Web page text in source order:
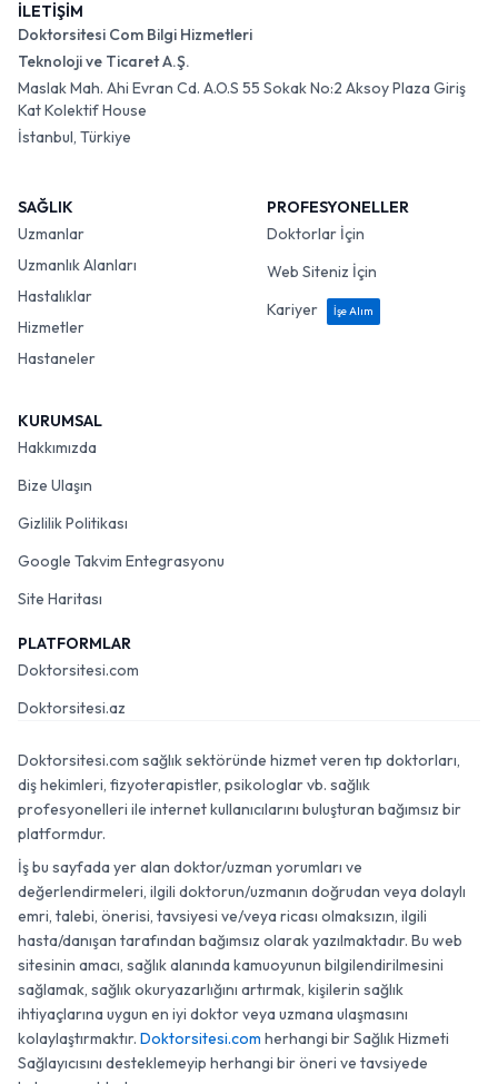
İLETİŞİM
Doktorsitesi Com Bilgi Hizmetleri
Teknoloji ve Ticaret A.Ş.
Maslak Mah. Ahi Evran Cd. A.O.S 55 Sokak No:2 Aksoy Plaza Giriş
Kat Kolektif House
İstanbul, Türkiye
SAĞLIK
Uzmanlar
Uzmanlık Alanları
Hastalıklar
Hizmetler
Hastaneler
PROFESYONELLER
Doktorlar İçin
Web Siteniz İçin
Kariyer
İşe Alım
KURUMSAL
Hakkımızda
Bize Ulaşın
Gizlilik Politikası
Google Takvim Entegrasyonu
Site Haritası
PLATFORMLAR
Doktorsitesi.com
Doktorsitesi.az
Doktorsitesi.com sağlık sektöründe hizmet veren tıp doktorları,
diş hekimleri, fizyoterapistler, psikologlar vb. sağlık
profesyonelleri ile internet kullanıcılarını buluşturan bağımsız bir
platformdur.
İş bu sayfada yer alan doktor/uzman yorumları ve
değerlendirmeleri, ilgili doktorun/uzmanın doğrudan veya dolaylı
emri, talebi, önerisi, tavsiyesi ve/veya ricası olmaksızın, ilgili
hasta/danışan tarafından bağımsız olarak yazılmaktadır. Bu web
sitesinin amacı, sağlık alanında kamuoyunun bilgilendirilmesini
sağlamak, sağlık okuryazarlığını artırmak, kişilerin sağlık
ihtiyaçlarına uygun en iyi doktor veya uzmana ulaşmasını
kolaylaştırmaktır. Doktorsitesi.com herhangi bir Sağlık Hizmeti
Sağlayıcısını desteklemeyip herhangi bir öneri ve tavsiyede